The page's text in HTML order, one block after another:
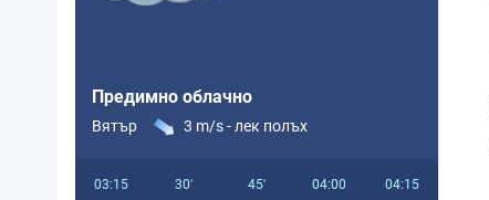
Предимно облачно
Вятър 3 m/s -лек полъх
03:15 30' 45' 04:00 04:15